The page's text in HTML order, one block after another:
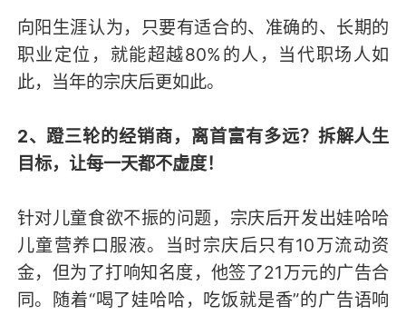
向阳生涯认为，只要有适合的、准确的、长期的
职业定位，就能超越80%的人，当代职场人如
此，当年的宗庆后更如此。
2、蹬三轮的经销商，离首富有多远？拆解人生
目标，让每一天都不虚度！
针对儿童食欲不振的问题，宗庆后开发出娃哈哈
儿童营养口服液。当时宗庆后只有10万流动资
金，但为了打响知名度，他签了21万元的广告合
同。随着“喝了娃哈哈，吃饭就是香”的广告语响